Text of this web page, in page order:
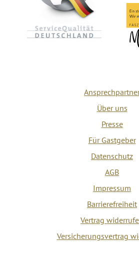
Über uns
Presse
Für Gastgeber
Datenschutz
AGB
Impressum
Barrierefreiheit
Vertrag
Versicherungsvertrag